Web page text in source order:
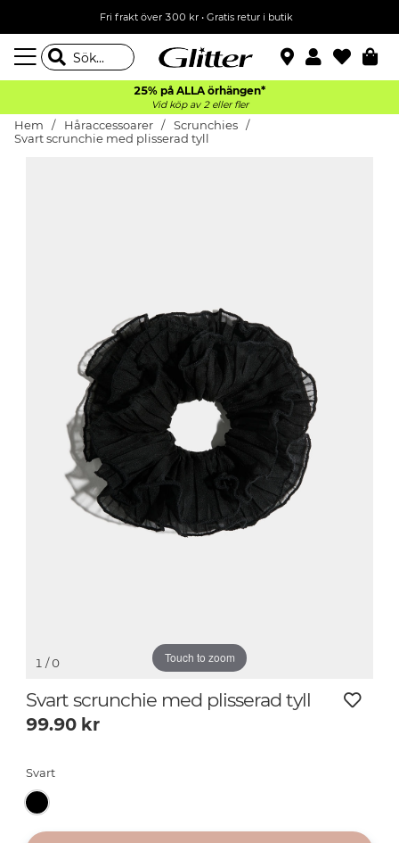
Fri frakt över 300 kr• Gratis retur i butik
25% på ALLA örhängen*
Vid köp av 2 eller fler
Hem Håraccessoarer
Scrunchies
Svart scrunchie med plisserad tyll
Touch to zoom
1 / 0
Svart scrunchie med plisserad tyll
99.90 kr
Svart